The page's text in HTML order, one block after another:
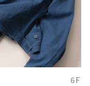
6F